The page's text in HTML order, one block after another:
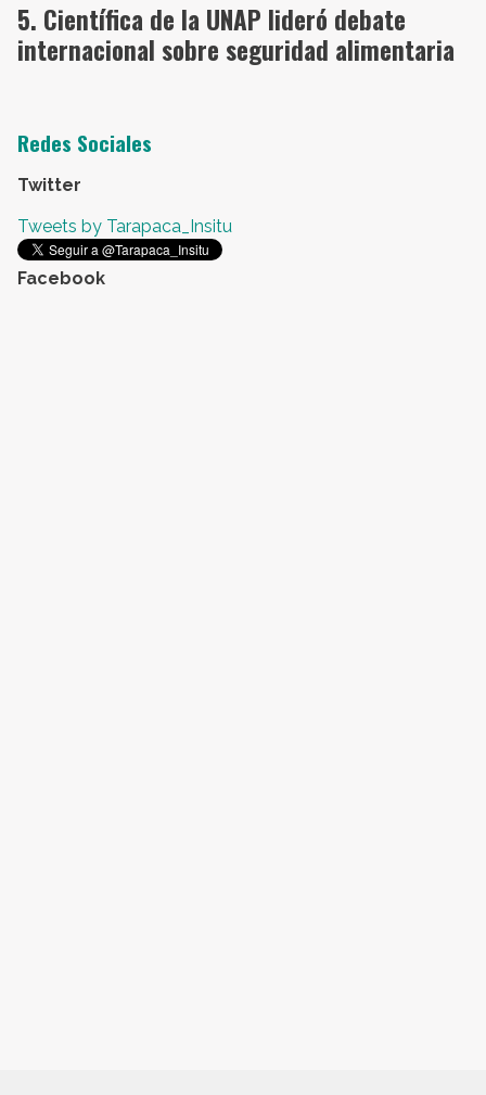
Científica de la UNAP lideró debate
internacional sobre seguridad alimentaria
Redes Sociales
Twitter
Tweets by Tarapaca_Insitu
Facebook